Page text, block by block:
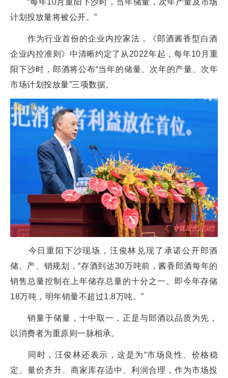
计划投放量将被公开。”
作为行业首份的企业内控家法，《郎酒酱香型白酒
企业内控准则》中清晰约定了从2022年起，每年10月重
阳下沙时，郎酒将公布“当年的储量、次年的产量、次年
市场计划投放量”三项数据。
今日重阳下沙现场，汪俊林兑现了承诺公开郎酒
储、产、销规划，“存酒到达30万吨前，酱香郎酒每年的
销售总量控制在上年储存总量的十分之一。即今年存储
18万吨，明年销量不超过1.8万吨。”
销量于储量，十中取一，正是与郎酒以品质为先，
以消费者为重原则一脉相承。
同时，汪俊林还表示，这是为“市场良性、价格稳
定、量价齐升、商家库存适中、利润合理，作为市场投